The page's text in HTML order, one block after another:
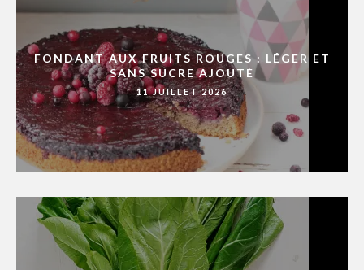
FONDANT AUX FRUITS ROUGES : LÉGER ET
SANS SUCRE AJOUTÉ
11 JUILLET 2026